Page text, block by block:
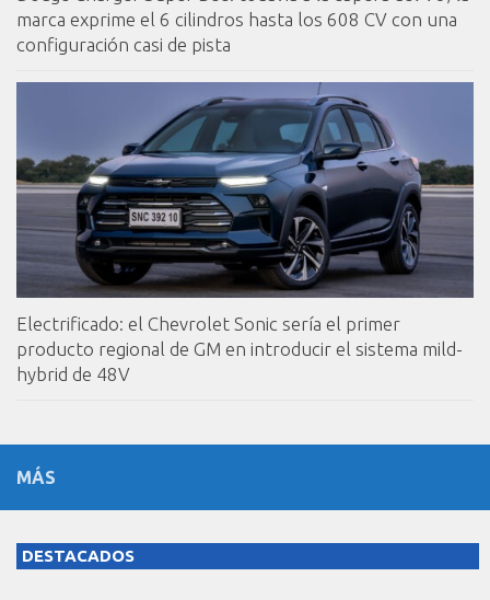
marca exprime el 6 cilindros hasta los 608 CV con una
configuración casi de pista
Electrificado: el Chevrolet Sonic sería el primer
producto regional de GM en introducir el sistema mild-
hybrid de 48V
MÁS
DESTACADOS